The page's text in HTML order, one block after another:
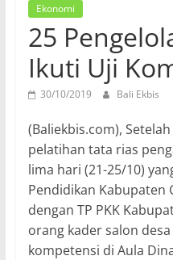
Ekonomi
25
Ikuti Uji
30/10/2019 Bali Ekbis
(Baliekbis.com),
pelatihan tata rias
lima hari (21-25/10)
Pendidikan Kabupaten
dengan TP PKK
orang kader salon
kompetensi di Aula